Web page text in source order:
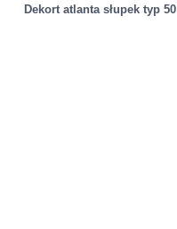
Dekort atlanta słupek typ 50